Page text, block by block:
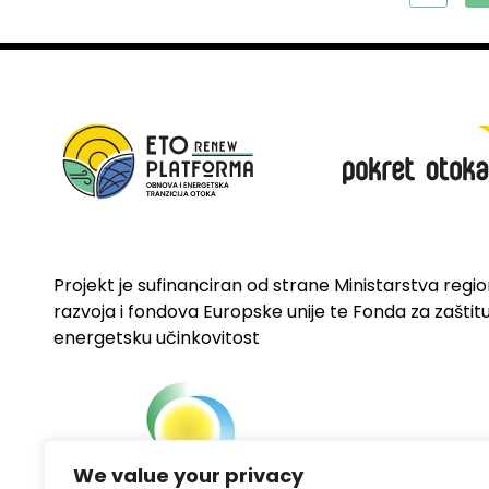
We value your privacy
Projekt je sufinanciran od strane Ministarstva
razvoja i fondova Europske unije te Fonda za
energetsku učinkovitost